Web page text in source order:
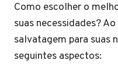
Como escolher o
suas necessidades?
salvatagem para suas
seguintes aspectos: